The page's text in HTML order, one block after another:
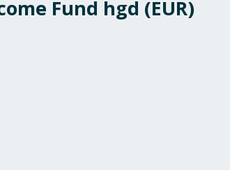
Fund hgd (EUR)